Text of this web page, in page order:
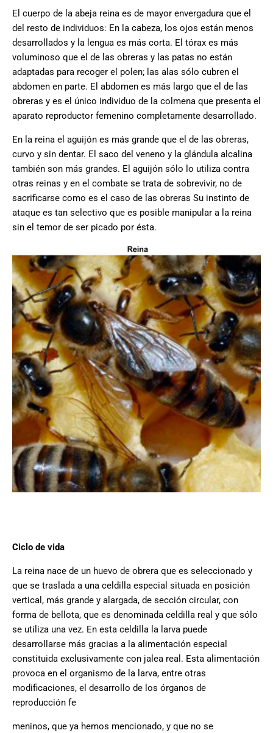
El cuerpo de la abeja reina es de mayor envergadura que el
del resto de individuos: En la cabeza, los ojos están menos
desarrollados y la lengua es más corta. El tórax es más
voluminoso que el de las obreras y las patas no están
adaptadas para recoger el polen; las alas sólo cubren el
abdomen en parte. El abdomen es más largo que el de las
obreras y es el único individuo de la colmena que presenta el
aparato reproductor femenino completamente desarrollado.
En la reina el aguijón es más grande que el de las obreras,
curvo y sin dentar. El saco del veneno y la glándula alcalina
también son más grandes. El aguijón sólo lo utiliza contra
otras reinas y en el combate se trata de sobrevivir, no de
sacrificarse como es el caso de las obreras Su instinto de
ataque es tan selectivo que es posible manipular a la reina
sin el temor de ser picado por ésta.
Ciclo de vida
La reina nace de un huevo de obrera que es seleccionado y
que se traslada a una celdilla especial situada en posición
vertical, más grande y alargada, de sección circular, con
forma de bellota, que es denominada celdilla real y que sólo
se utiliza una vez. En esta celdilla la larva puede
desarrollarse más gracias a la alimentación especial
constituida exclusivamente con jalea real. Esta alimentación
provoca en el organismo de la larva, entre otras
modificaciones, el desarrollo de los órganos de
reproducción fe
meninos, que ya hemos mencionado, y que no se